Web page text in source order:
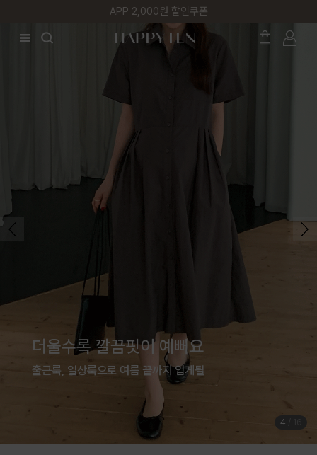
매주 리뷰어 최대 1만원 쿠폰
여름은 귀엽게 입는 계절
체형커버까지 완벽한 점프수트
5